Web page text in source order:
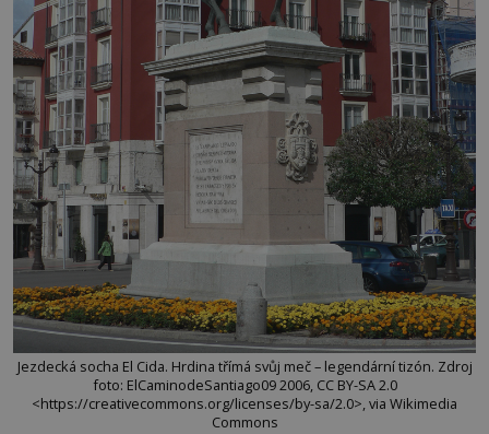
Jezdecká socha El Cida. Hrdina třímá svůj meč – legendární tizón. Zdroj
foto: ElCaminodeSantiago09 2006, CC BY-SA 2.0
<https://creativecommons.org/licenses/by-sa/2.0>, via Wikimedia
Commons